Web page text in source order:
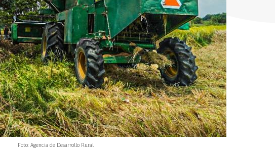
Foto: Agencia de Desarrollo Rural